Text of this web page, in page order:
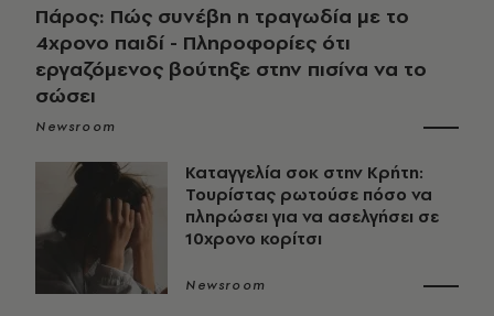
Πάρος: Πώς συνέβη η τραγωδία με το
4χρονο παιδί - Πληροφορίες ότι
εργαζόμενος βούτηξε στην πισίνα να το
σώσει
Newsroom
Καταγγελία σοκ στην Κρήτη:
Τουρίστας ρωτούσε πόσο να
πληρώσει για να ασελγήσει σε
10χρονο κορίτσι
Newsroom